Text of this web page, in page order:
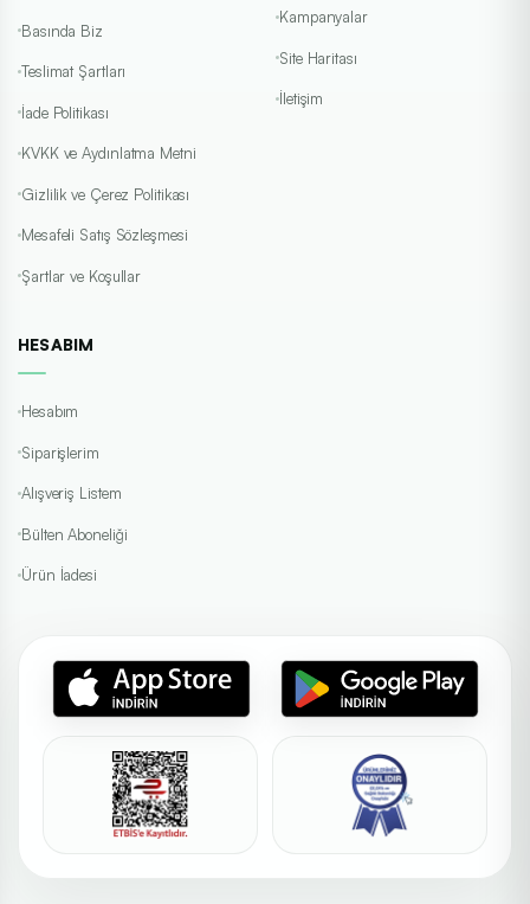
Basında Biz
Teslimat Şartları
İade Politikası
KVKK ve Aydınlatma Metni
Gizlilik ve Çerez Politikası
Mesafeli Satış Sözleşmesi
Şartlar ve Koşullar
Kampanyalar
Site Haritası
İletişim
HESABIM
Hesabım
Siparişlerim
Alışveriş Listem
Bülten Aboneliği
Ürün İadesi